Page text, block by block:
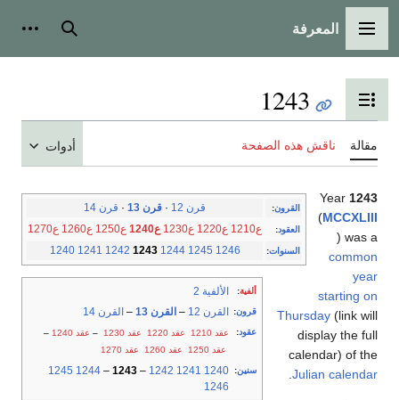
القائمة الرئيسية
المعرفة بحث
تبديل عرض جدول المحتويات
1243
مقالة ناقش هذه الصفحة أدوات
القرون: قرن 12 · قرن 13 · قرن 14
العقود: ع1210 ع1220 ع1230 ع1240 ع1250 ع1260 ع1270
السنوات:
1240 1241 1242 1243 1244 1245 1246
ألفية: الألفية 2
قرون: القرن 12 – القرن 13 – القرن 14
عقود: عقد 1210 عقد 1220 عقد 1230 – عقد 1240
–
عقد 1250
عقد 1260 عقد 1270
سنين:
1240
1241
1242
–
1243
–
1244
1245
1246
Year 1243
(MCCXLIII
) was a
common
year
starting on
Thursday (link will
display the full
calendar) of the
Julian calendar